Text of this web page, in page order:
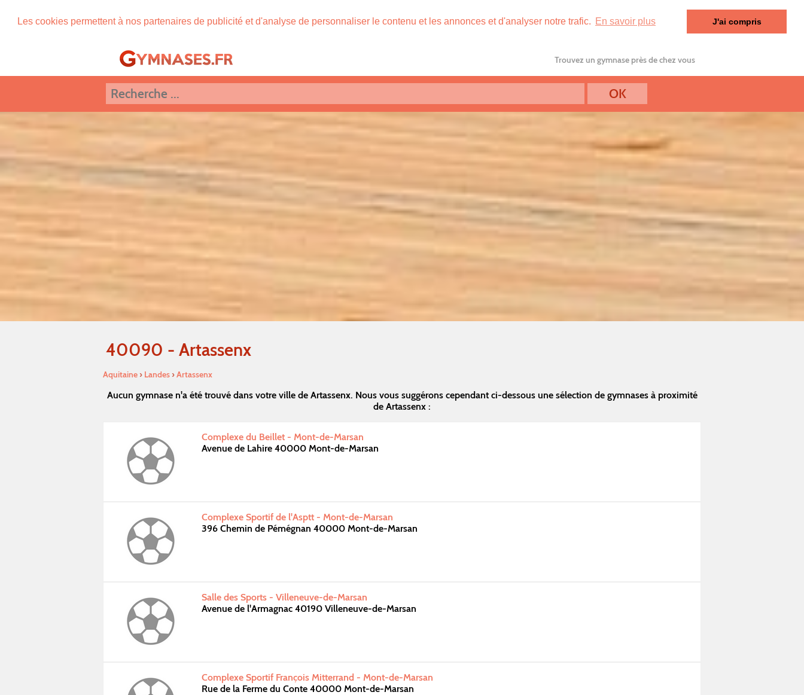
Les cookies permettent à nos partenaires de publicité et d'analyse de personnaliser le contenu et les annonces et d'analyser notre trafic. En savoir plus J'ai compris
Trouvez un gymnase près de chez vous
40090 - Artassenx
Aquitaine› Landes›Artassenx
Aucun gymnase n'a été trouvé dans votre ville de Artassenx. Nous vous suggérons cependant ci-dessous une sélection de gymnases à proximité
de Artassenx :
Complexe du Beillet - Mont-de-Marsan
Avenue de Lahire 40000 Mont-de-Marsan
Complexe Sportif de l'Asptt - Mont-de-Marsan
396 Chemin de Pémégnan 40000 Mont-de-Marsan
Salle des Sports - Villeneuve-de-Marsan
Avenue de l'Armagnac 40190 Villeneuve-de-Marsan
Complexe Sportif François Mitterrand - Mont-de-Marsan
Rue de la Ferme du Conte 40000 Mont-de-Marsan